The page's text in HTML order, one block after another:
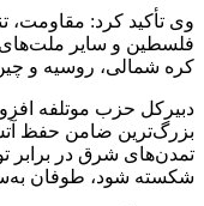
وی تأکید کرد: مقاومت،
فلسطین و سایر ملت‌های
کره شمالی، روسیه و
دبیرکل حزب موتلفه
بزرگ‌ترین ضامن حفظ
تمدن‌های شرق در
شکسته شود، طوفان